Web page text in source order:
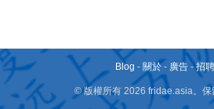
Blog - 關於 - 廣告 -招
© 版權所有 2026 fridae.asia。